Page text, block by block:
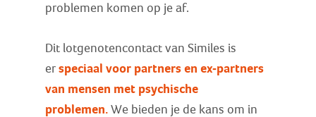
problemen komen op je af.
Dit lotgenotencontact van Similes is
erspeciaal voor partnersen ex-partners
van mensen met psychische
problemen. We bieden je de kans om in